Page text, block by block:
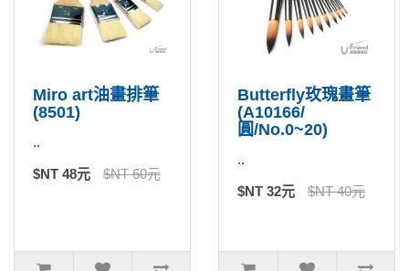
Miro art油畫排筆
(8501)
..
$NT 48元 $NT 60元
Butterfly玫瑰畫筆
(A10166/
圓/No.0~20)
..
$NT 32元 $NT 40元